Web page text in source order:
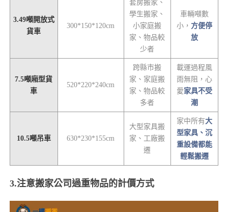
3.49噸開放式
貨車
300*150*120cm
套房搬家、
學生搬家、
小家庭搬
家、物品較
少者
車輛噸數
小， 方便停
放
7.5噸廂型貨
車
520*220*240cm
跨縣市搬
家、家庭搬
家、物品較
多者
載運過程風
雨無阻，心
愛家具不受
潮
10.5噸吊車 630*230*155cm
大型家具搬
家、工廠搬
遷
家中所有大
型家具、沉
重設備都能
輕鬆搬遷
3.注意搬家公司過重物品的計價方式